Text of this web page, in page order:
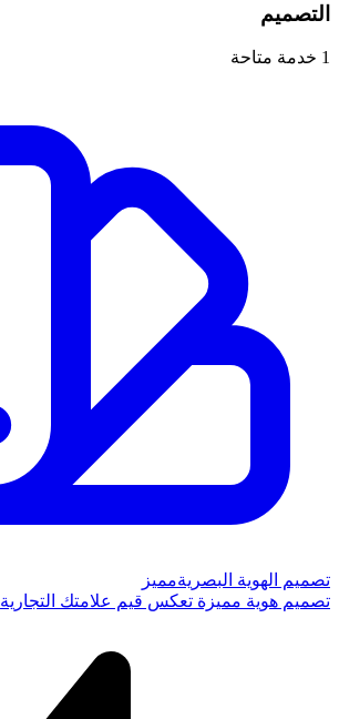
التصميم
1 خدمة متاحة
تصميم الهوية البصريةمميز
تصميم هوية مميزة تعكس قيم علامتك التجارية